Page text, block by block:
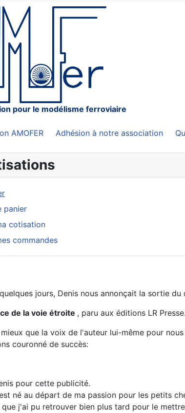
pour le modélisme ferroviaire
AMOFER Adhésion à notre association
panier
cotisation
commandes
jours, Denis nous annonçait la sortie
de la voie étroite , paru aux éditions LR Presse.
que la voix de l'auteur lui-même pour
couronné de succès:
pour cette publicité.
né au départ de ma passion pour les petits
que j'ai pu retrouver bien plus tard pour le